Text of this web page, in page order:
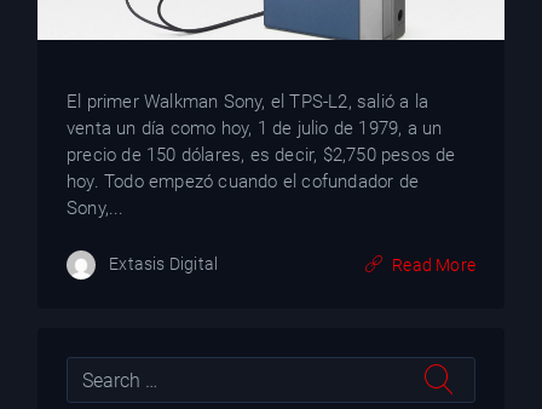
El primer Walkman Sony, el TPS-L2, salió a la
venta un día como hoy, 1 de julio de 1979, a un
precio de 150 dólares, es decir, $2,750 pesos de
hoy. Todo empezó cuando el cofundador de
Sony,...
Extasis Digital Read More